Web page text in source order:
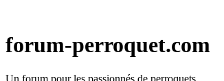
forum-perroquet.com
Un forum pour les passionnés de perroquets